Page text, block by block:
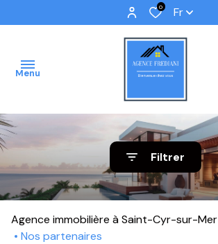
0 Fr
Menu
ACCUEIL
VENTES
IMMOBILIER
PROFFESSIONNEL
Filtrer
Agence immobilière à Saint-Cyr-sur-Mer
Nos partenaires